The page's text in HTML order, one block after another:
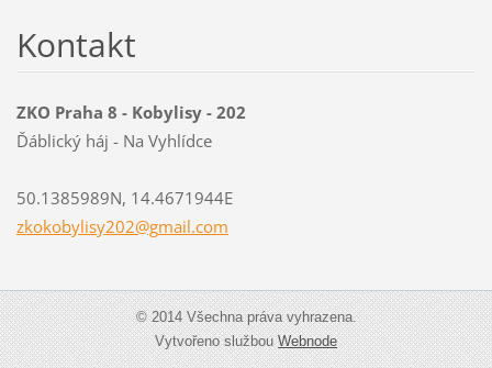
Kontakt
ZKO Praha 8 - Kobylisy - 202
Ďáblický háj - Na Vyhlídce
50.1385989N, 14.4671944E
zkokobylisy202@gmail.com
© 2014 Všechna práva vyhrazena.
Vytvořeno službouWebnode